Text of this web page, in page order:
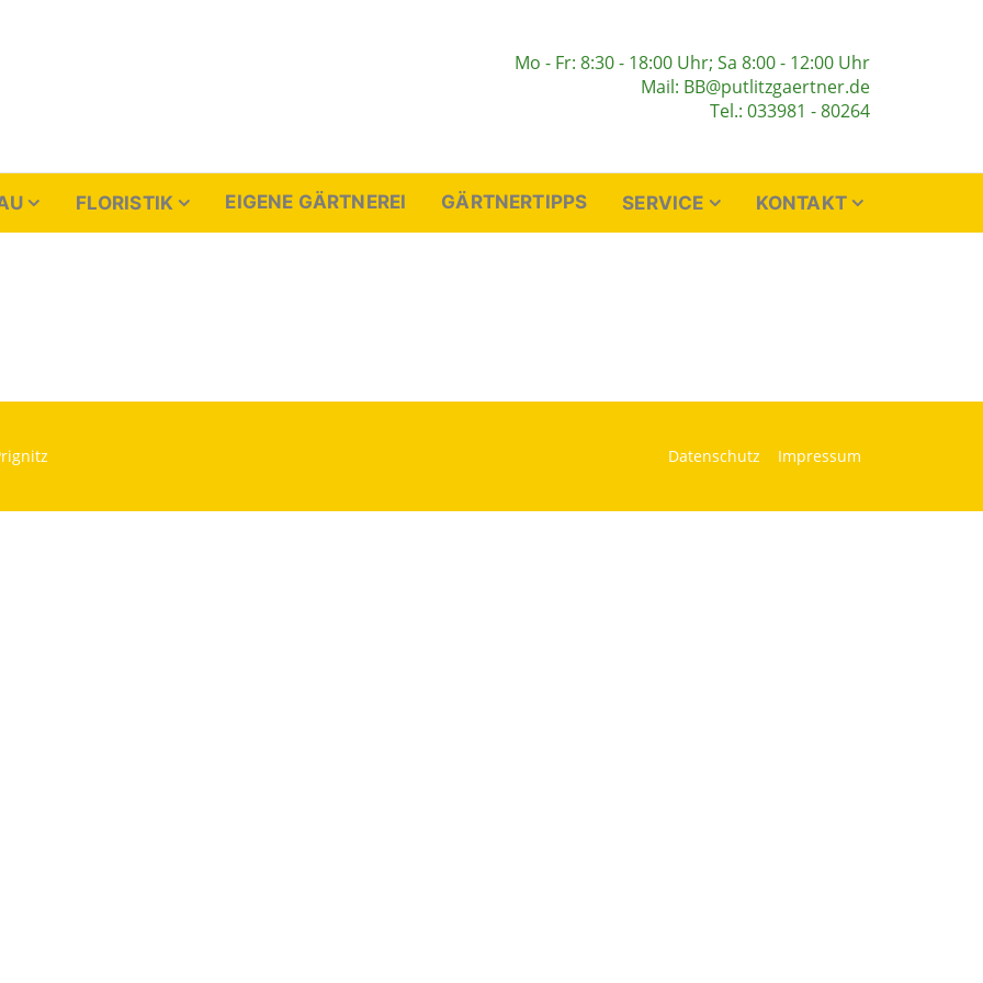
FLORISTIK EIGENE GÄRTNEREI GÄRTNERTIPPS SERVICE KONTAKT
Mo - Fr: 8:30 - 18:00 Uhr; Sa 8:00 - 12:00 Uhr
Mail: BB@putlitzgaertner.de
Tel.: 033981 - 80264
Datenschutz Impressum